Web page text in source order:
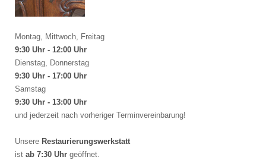
Montag, Mittwoch, Freitag
9:30 Uhr - 12:00 Uhr
Dienstag, Donnerstag
9:30 Uhr - 17:00 Uhr
Samstag
9:30 Uhr - 13:00 Uhr
und jederzeit nach vorheriger Terminvereinbarung!
Unsere Restaurierungswerkstatt
ist ab 7:30 Uhr geöffnet.